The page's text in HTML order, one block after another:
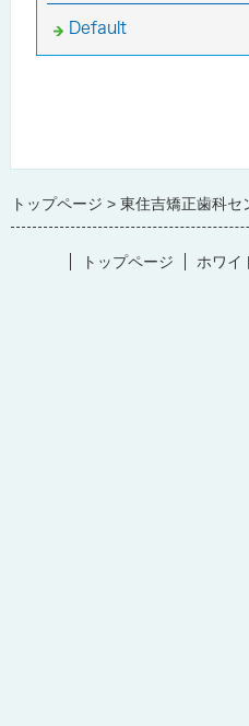
Default
トップページ 東住吉矯正歯科セ
トップページ ホワイ